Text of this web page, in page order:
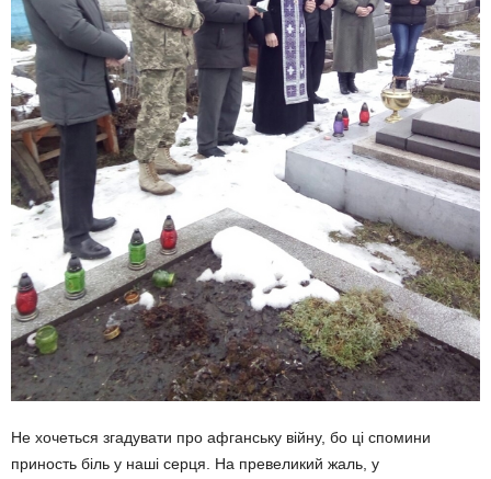
Не хочеться згадувати про афганську війну, бо ці спомини
приность біль у наші серця. На превеликий жаль, у